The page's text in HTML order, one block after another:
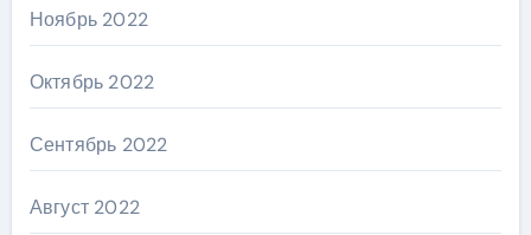
Ноябрь 2022
Октябрь 2022
Сентябрь 2022
Август 2022